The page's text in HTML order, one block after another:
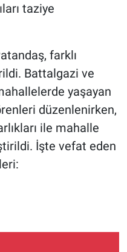
taziye
farklı
Battalgazi ve
yaşayan
düzenlenirken,
ile mahalle
İşte vefat eden